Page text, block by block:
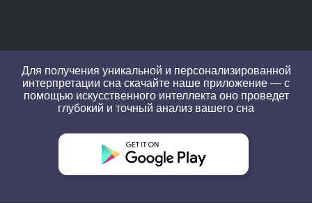
Для получения уникальной и персонализированной
интерпретации сна скачайте наше приложение — с
помощью искусственного интеллекта оно проведет
глубокий и точный анализ вашего сна